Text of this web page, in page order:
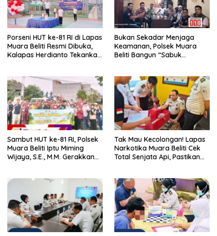
Porseni HUT ke-81 RI di Lapas
Muara Beliti Resmi Dibuka,
Kalapas Herdianto Tekankan
Bukan Sekadar Menjaga
Keamanan, Polsek Muara
Beliti Bangun “Sabuk
Sambut HUT ke-81 RI, Polsek
Muara Beliti Iptu Miming
Wijaya, S.E., M.M. Gerakkan
Tak Mau Kecolongan! Lapas
Narkotika Muara Beliti Cek
Total Senjata Api, Pastikan